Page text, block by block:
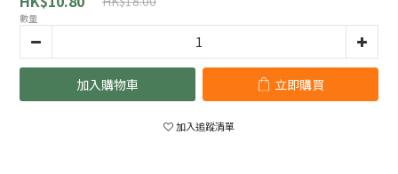
數量
加入購物車 立即購買
加入追蹤清單